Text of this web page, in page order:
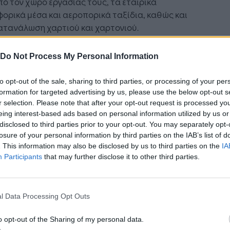
Do Not Process My Personal Information
opt-out of the sale, sharing to third parties, or processing of your
for targeted advertising by us, please use the below opt-out
selection. Please note that after your opt-out request is processed
interest-based ads based on personal information utilized by us
to third parties prior to your opt-out. You may separately
of your personal information by third parties on the IAB’s list of
This information may also be disclosed by us to third parties on the
Participants that may further disclose it to other third parties.
Data Processing Opt Outs
opt-out of the Sharing of my personal data.
μέσα και αεροπορικά ταξίδια, καθώς και
χαρτιού και χαρτονιού.
συλλογή των δεδομένων προέκυψε ότι από τη
της εταιρείας μέσα στο 2022
934 τόνοι αερίων θερμοκηπίου
, οι
αφορούν σε έμμεσες και άμεσες εκπομπές. Οι
επαληθεύτηκαν σε πρώτη φάση από το
Αειφορίας CSE, σύμφωνα με τοGreenhouse
Standardκαι τοISO 14064,και στη
επαληθεύτηκαν και από τον οργανισμό First
.
ότι δεν είναι εφικτό να αποφευχθούν
εκπομπές ρύπων από τη δραστηριότητα μιας
η Eurolife FFH προχώρησε και φέτος σε
άνθρακα για την ελαχιστοποίηση του
Νοημοσύνη: το νέο
«σύμμαχος» για κάθε